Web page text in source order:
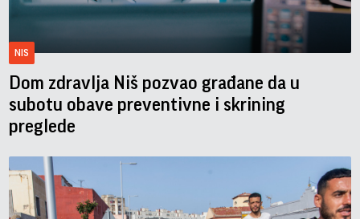
NIS
Dom zdravlja Niš pozvao građane da u
subotu obave preventivne i skrining
preglede